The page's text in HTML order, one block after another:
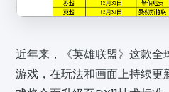
近年来，《英雄联盟》这款
游戏，在玩法和画面上持续